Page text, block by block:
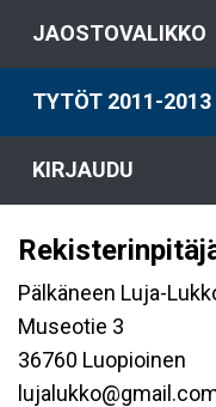
JAOSTOVALIKKO
TYTÖT 2011-2013
KIRJAUDU
Pälkäneen Luja-
Museotie 3
36760 Luopioinen